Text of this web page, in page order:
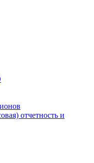
отчетность и